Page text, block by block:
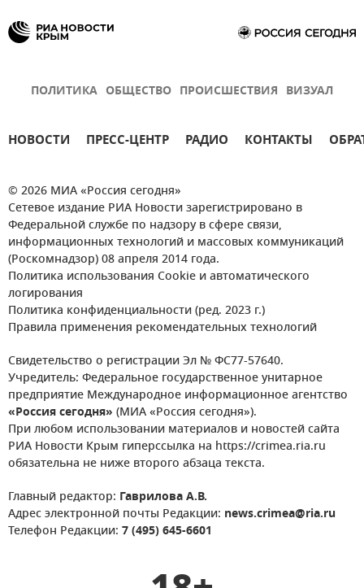
ПОЛИТИКА ОБЩЕСТВО ПРОИСШЕСТВИЯ ВИЗУАЛ
НОВОСТИ ПРЕСС-ЦЕНТР РАДИО КОНТАКТЫ
© 2026 МИА «Россия сегодня»
Сетевое издание РИА Новости зарегистрировано в
Федеральной службе по надзору в сфере связи,
информационных технологий и массовых коммуникаций
(Роскомнадзор) 08 апреля 2014 года.
Политика использования Cookie и автоматического
логирования
Политика конфиденциальности (ред. 2023 г.)
Правила применения рекомендательных технологий
Свидетельство о регистрации Эл № ФС77-57640.
Учредитель: Федеральное государственное унитарное
предприятие Международное информационное агентство
«Россия сегодня» (МИА «Россия сегодня»).
При любом использовании материалов и новостей сайта
РИА Новости Крым гиперссылка на https://crimea.ria.ru
обязательна не ниже второго абзаца текста.
Главный редактор: Гаврилова А.В.
Адрес электронной почты Редакции: news.crimea@ria.ru
Телефон Редакции: 7 (495) 645-6601